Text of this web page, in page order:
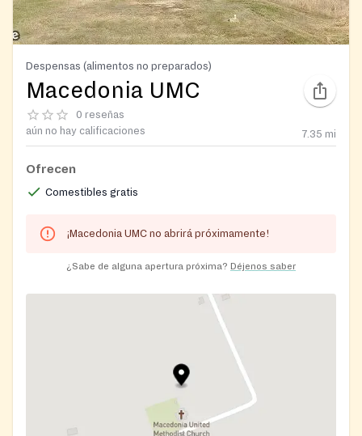
Despensas (alimentos no preparados)
Macedonia UMC
0 reseñas
aún no hay calificaciones
7.35 mi
Ofrecen
Comestibles gratis
¡Macedonia UMC no abrirá próximamente!
¿Sabe de alguna apertura próxima? Déjenos saber